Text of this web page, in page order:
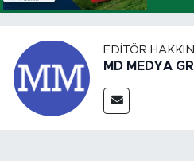
EDITÖR
MD MEDYA